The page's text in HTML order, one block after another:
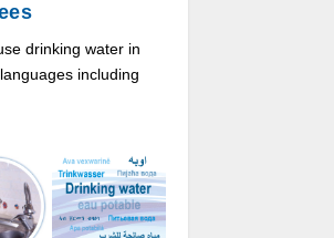
drinking water in
including